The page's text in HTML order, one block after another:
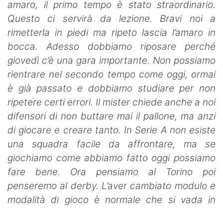
amaro, il primo tempo è stato straordinario.
Questo ci servirà da lezione. Bravi noi a
rimetterla in piedi ma ripeto lascia l’amaro in
bocca. Adesso dobbiamo riposare perché
giovedì c’è una gara importante. Non possiamo
rientrare nel secondo tempo come oggi, ormai
è già passato e dobbiamo studiare per non
ripetere certi errori. Il mister chiede anche a noi
difensori di non buttare mai il pallone, ma anzi
di giocare e creare tanto. In Serie A non esiste
una squadra facile da affrontare, ma se
giochiamo come abbiamo fatto oggi possiamo
fare bene. Ora pensiamo al Torino poi
penseremo al derby. L’aver cambiato modulo e
modalità di gioco è normale che si vada in